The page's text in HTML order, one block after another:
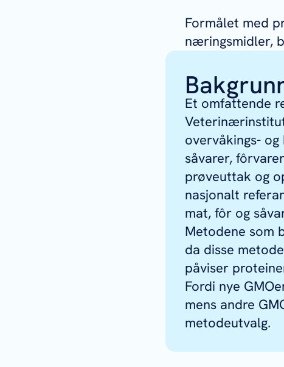
Formålet med
næringsmidler,
Et omfattende
overvåkings-
såvarer,
prøveuttak og
nasjonalt
mat, fôr og
Metodene som
da disse
påviser
Fordi nye
mens andre
metodeutvalg.